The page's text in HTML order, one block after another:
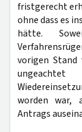
fristgerecht
ohne dass es
hätte.
vorigen
worden war,
Antrags